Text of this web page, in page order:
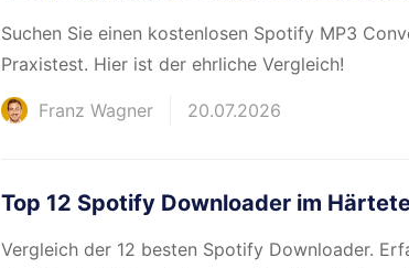
Suchen Sie einen kostenlosen Spotify MP3
Praxistest. Hier ist der ehrliche Vergleich!
Franz Wagner 20.07.2026
Top 12 Spotify Downloader im
Vergleich der 12 besten Spotify Downloader.